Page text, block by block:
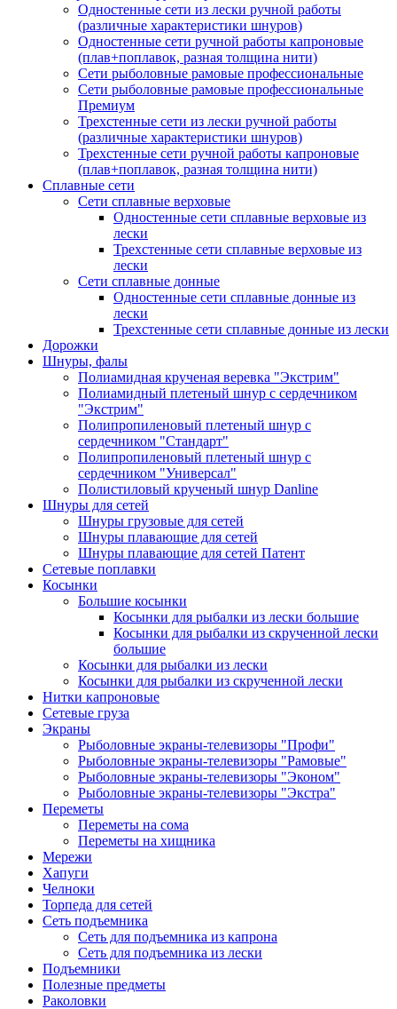
Одностенные сети из лески ручной работы
(различные характеристики шнуров)
Одностенные сети ручной работы капроновые
(плав+поплавок, разная толщина нити)
Сети рыболовные рамовые профессиональные
Сети рыболовные рамовые профессиональные
Премиум
Трехстенные сети из лески ручной работы
(различные характеристики шнуров)
Трехстенные сети ручной работы капроновые
(плав+поплавок, разная толщина нити)
Сплавные сети
Сети сплавные верховые
Одностенные сети сплавные верховые из
лески
Трехстенные сети сплавные верховые из
лески
Сети сплавные донные
Одностенные сети сплавные донные из
лески
Трехстенные сети сплавные донные из лески
Дорожки
Шнуры, фалы
Полиамидная крученая веревка "Экстрим"
Полиамидный плетеный шнур с сердечником
"Экстрим"
Полипропиленовый плетеный шнур с
сердечником "Стандарт"
Полипропиленовый плетеный шнур с
сердечником "Универсал"
Полистиловый крученый шнур Danline
Шнуры для сетей
Шнуры грузовые для сетей
Шнуры плавающие для сетей
Шнуры плавающие для сетей Патент
Сетевые поплавки
Косынки
Большие косынки
Косынки для рыбалки из лески большие
Косынки для рыбалки из скрученной лески
большие
Косынки для рыбалки из лески
Косынки для рыбалки из скрученной лески
Нитки капроновые
Сетевые груза
Экраны
Рыболовные экраны-телевизоры "Профи"
Рыболовные экраны-телевизоры "Рамовые"
Рыболовные экраны-телевизоры "Эконом"
Рыболовные экраны-телевизоры "Экстра"
Переметы
Переметы на сома
Переметы на хищника
Мережи
Хапуги
Челноки
Торпеда для сетей
Сеть подъемника
Сеть для подъемника из капрона
Сеть для подъемника из лески
Подъемники
Полезные предметы
Раколовки